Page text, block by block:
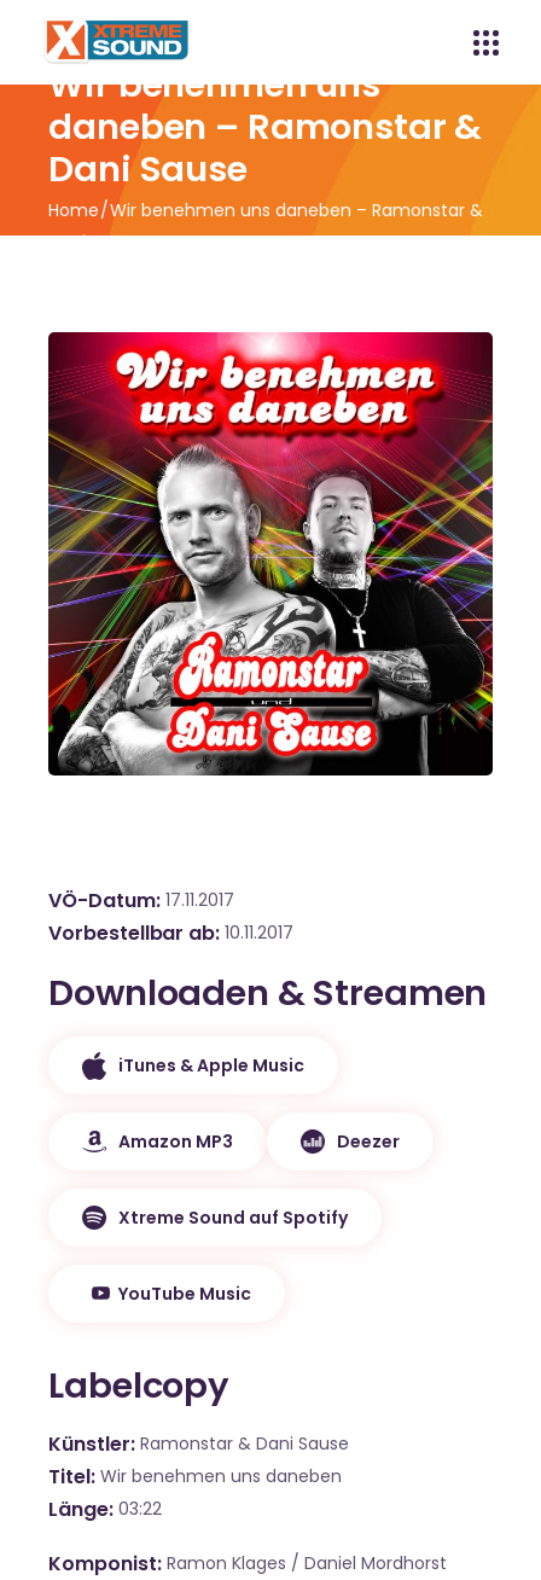
Wir benehmen uns
daneben – Ramonstar &
Dani Sause
Home Wir benehmen uns daneben – Ramonstar &
Dani Sause
VÖ-Datum 17.11.2017
Vorbestellbar ab 10.11.2017
Downloaden & Streamen
iTunes & Apple Music
Amazon MP3 Deezer
Xtreme Sound auf Spotify
YouTube Music
Labelcopy
Künstler Ramonstar & Dani Sause
Titel Wir benehmen uns daneben
Länge 03:22
Komponist Ramon Klages / Daniel Mordhorst